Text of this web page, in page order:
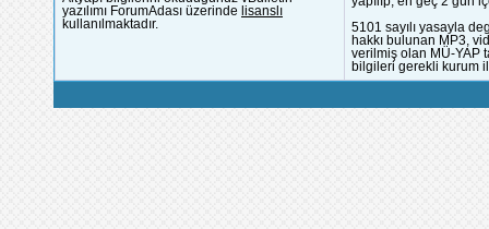
yazılımı ForumAdası üzerinde lisanslı
kullanılmaktadır.
5101 sayılı yasayla
hakkı bulunan MP3,
verilmiş olan MÜ-YAP
bilgileri gerekli kurum